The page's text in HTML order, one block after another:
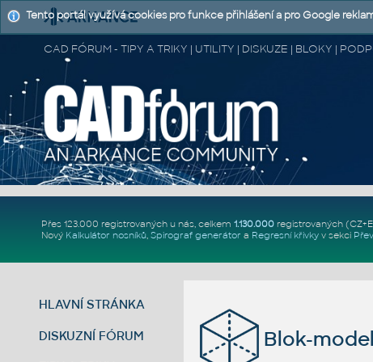
CAD FÓRUM - TIPY A TRIKY | UTILITY | DISKUZE | BLOKY |
Přes 123.000 registrovaných u nás, celkem 1.130.000registrovaných
Nový Kalkulátor nosníků, Spirograf generátor a Regresní křivkyv sekci
HLAVNÍ STRÁNKA
DISKUZNÍ FÓRUM Blok-
Tento portál využívá cookies pro funkce přihlášení a pro Google